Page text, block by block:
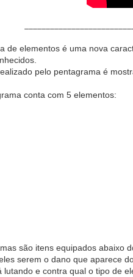
de elementos é uma nova
pelo pentagrama é
conta com 5 elementos:
são itens equipados abaixo
serem o dano que aparece
lutando e contra qual o tipo de